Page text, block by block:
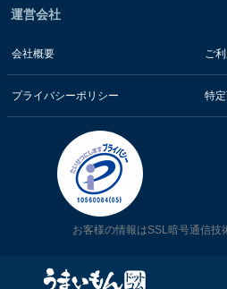
運営会社
会社概要 ご
プライバシーポリシー 特
お客様の情報はSSL暗号通信技